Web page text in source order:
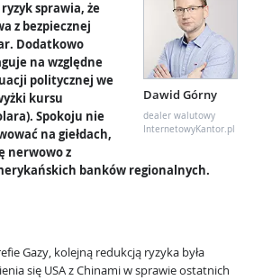
Dawid Górny
dealer walutowy
InternetowyKantor.pl
sprawia, że
z bezpiecznej
Dodatkowo
na względne
politycznej we
kursu
Spokoju nie
na giełdach,
nerwowo z
banków regionalnych.
Gazy, kolejną redukcją ryzyka była
się USA z Chinami w sprawie ostatnich